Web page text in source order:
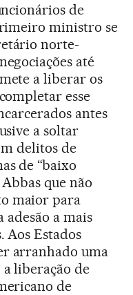
de
ministro se
norte-
até
a liberar os
esse
antes
a soltar
delitos de
de “baixo
que não
maior para
adesão a mais
Estados
arranhado uma
liberação de
de